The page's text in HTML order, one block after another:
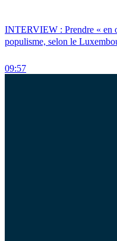
INTERVIEW : Prendre « en
populisme, selon le
09:57